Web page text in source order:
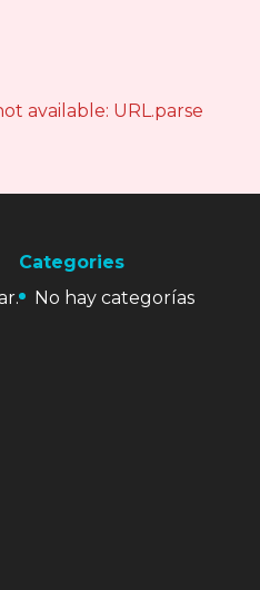
available: URL.parse is
Categories
No hay categorías